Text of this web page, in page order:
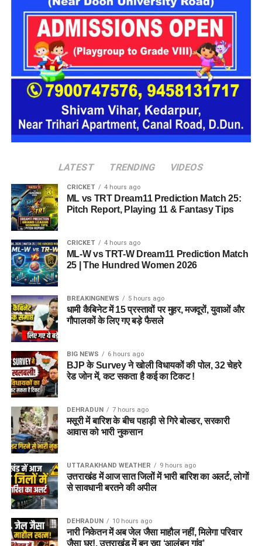
16 घरों में मिलेगा परिवार जैसा माहौल
प्रस्तावित आलंबन गांव में कॉटेज और छोटे घर विकसित किए जाएंगे। यहां
एक परिवार की तर्ज पर लोगों को रखा जाएगा। योजना के मुताबिक, एक
यूनिट में करीब दो महिलाएं, चार बच्चे और एक किशोरी को शामिल किया
जाएगा। इस तरह उन्हें एक परिवार की तरह साथ रहने का अवसर मिलेगा।
हर यूनिट में अलग किचन जैसी सुविधाएं भी होंगी, ताकि वहां रहने वाली
महिलाओं और बच्चों को रोजमर्रा के जीवन में ज्यादा स्वतंत्रता और जिम्मेदारी
का अनुभव हो सके। प्रस्तावित परिसर में कुल 16 घर विकसित किए
जाएंगे, जिनमें करीब 88 लोगों के रहने की व्यवस्था होगी।
जेल नहीं, रेजिडेंशियल कॉम्प्लेक्स जैसा
होगा माहौल
आलंबन गांव की सबसे खास बात यही होगी कि यहां रहने वाली महिलाओं
और बच्चों को यह महसूस न हो कि वे किसी जेल या बंद संस्थान में रह रहे
हैं। इसके बजाय पूरा परिसर एक रेजिडेंशियल कॉम्प्लेक्स की तरह विकसित
किया जाएगा, जहां सुरक्षा के साथ रहने, पढ़ाई, दैनिक जीवन और सामाजिक
विकास से जुड़ी सुविधाएं उपलब्ध होंगी।
परिसर को आधुनिक सुविधाओं से लैस करने की योजना है। यहां आंगनबाड़ी
केंद्र भी खोले जाएंगे। जरूरत पड़ने पर प्राथमिक विद्यालय की सुविधा भी
उपलब्ध कराई जा सकती है। इस पहल का मकसद सिर्फ महिलाओं और
बच्चों को रहने की जगह देना नहीं, बल्कि उन्हें ऐसा वातावरण उपलब्ध कराना
है, जहां वे खुद को सुरक्षित, सम्मानित और परिवार का हिस्सा महसूस कर
सकें।
LATEST TRENDING VIDEOS
CRICKET 4 hours ago
ML vs TRT Dream11 Prediction Match 25:
Pitch Report, Playing 11 & Fantasy Tips
CRICKET 4 hours ago
ML-W vs TRT-W Dream11 Prediction Match
25 | The Hundred Women 2026
BREAKINGNEWS 5 hours ago
धामी कैबिनेट में 15 प्रस्तावों पर मुहर, मजदूरों, युवाओं और
गौपालकों के लिए गए बड़े फैसले
BIG NEWS 6 hours ago
BJP के Survey ने खोली विधायकों की पोल, 32 चेहरे
रेड जोन में, कट सकता है कई का टिकट !
DEHRADUN 7 hours ago
मसूरी में बारिश के बीच पहाड़ी से गिरे बोल्डर, सरकारी
आवास को भारी नुकसान
UTTARAKHAND WEATHER 9 hours ago
उत्तराखंड में आज सात जिलों में भारी बारिश का अलर्ट, लोगों
से सावधानी बरतने की अपील
DEHRADUN 10 hours ago
नारी निकेतन में अब जेल जैसा माहौल नहीं, मिलेगा परिवार
जैसा घर!, उत्तराखंड में बन रहा ‘आलंबन गांव’